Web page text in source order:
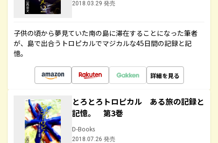
2018.03.29 発売
子供の頃から夢見ていた南の島に滞在することになった筆者
が、島で出合うトロピカルでマジカルな45日間の記録と記
憶。
詳細を見る
とろとろトロピカル ある旅の記録と
記憶。 第3巻
D-Books
2018.07.26 発売